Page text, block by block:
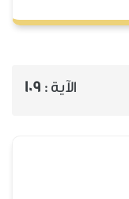
الآية : 109